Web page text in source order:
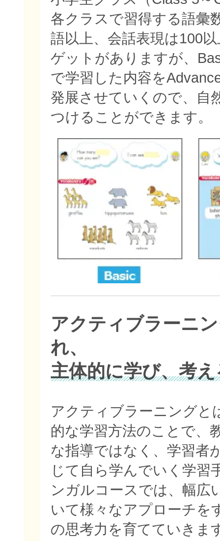
各クラスで習得する語彙
語以上、会話表現は100
ゲットがありますが、
で学習した内容を
発展させていくので、自
つけることができます。
アクティブラーニ
れ、
主体的に学び、考
アクティブラーニングと
的な学習方法のことで、
な指導ではなく、学習者
じて自ら学んでいく学習
ンガルコースでは、幅広
いて様々なアプローチを
の思考力を育てていきま